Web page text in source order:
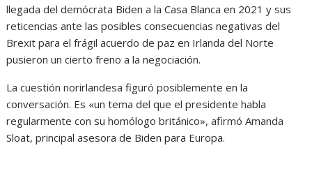
llegada del demócrata Biden a la Casa Blanca en 2021 y sus
reticencias ante las posibles consecuencias negativas del
Brexit para el frágil acuerdo de paz en Irlanda del Norte
pusieron un cierto freno a la negociación.
La cuestión norirlandesa figuró posiblemente en la
conversación. Es «un tema del que el presidente habla
regularmente con su homólogo británico», afirmó Amanda
Sloat, principal asesora de Biden para Europa.